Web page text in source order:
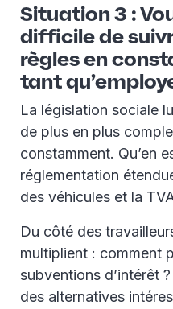
Situation 3 :
difficile de
règles en
tant
La législation sociale
de plus en plus
constamment. Qu’en
réglementation
des véhicules et la
Du côté des
multiplient : comment
subventions d’intérêt
des alternatives